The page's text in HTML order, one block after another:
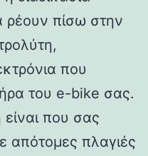
ρέουν πίσω στην
που
του e-bike σας.
που σας
απότομες πλαγιές